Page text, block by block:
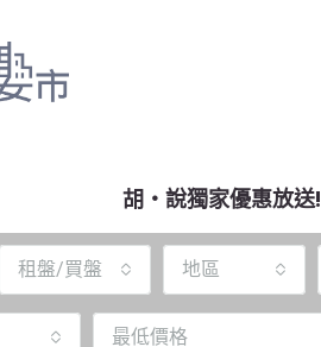
胡‧說獨家優惠放送!
租盤/買盤 地區
最低價格